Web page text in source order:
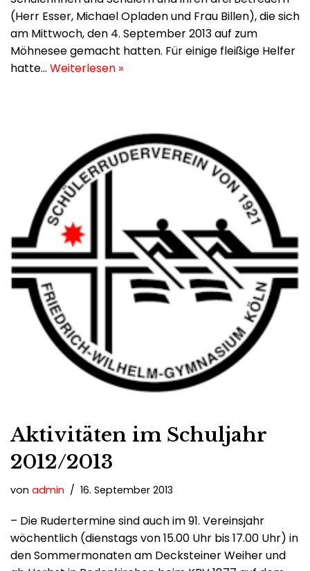
(Herr Esser, Michael Opladen und Frau Billen), die sich
am Mittwoch, den 4. September 2013 auf zum
Möhnesee gemacht hatten. Für einige fleißige Helfer
hatte… Weiterlesen »
Aktivitäten im Schuljahr
2012/2013
von admin 16. September 2013
– Die Rudertermine sind auch im 91. Vereinsjahr
wöchentlich (dienstags von 15.00 Uhr bis 17.00 Uhr) in
den Sommermonaten am Decksteiner Weiher und